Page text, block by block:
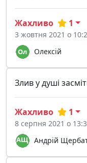
Олексій
Жахливо 1
3 жовтня 2021 о
Злив у душі
Андрій
Жахливо 1
8 серпня 2021 о